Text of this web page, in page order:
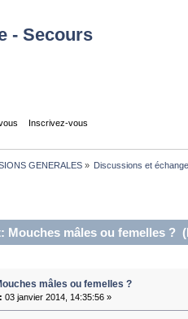
Inscrivez-vous
GENERALES» Discussions et
Mouches mâles ou femelles ?
mâles ou femelles ?
03 janvier 2014, 14:35:56 »